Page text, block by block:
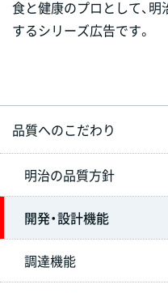
食と健康のプロとして、明
するシリーズ広告です。
品質へのこだわり
明治の品質方針
開発・設計機能
調達機能